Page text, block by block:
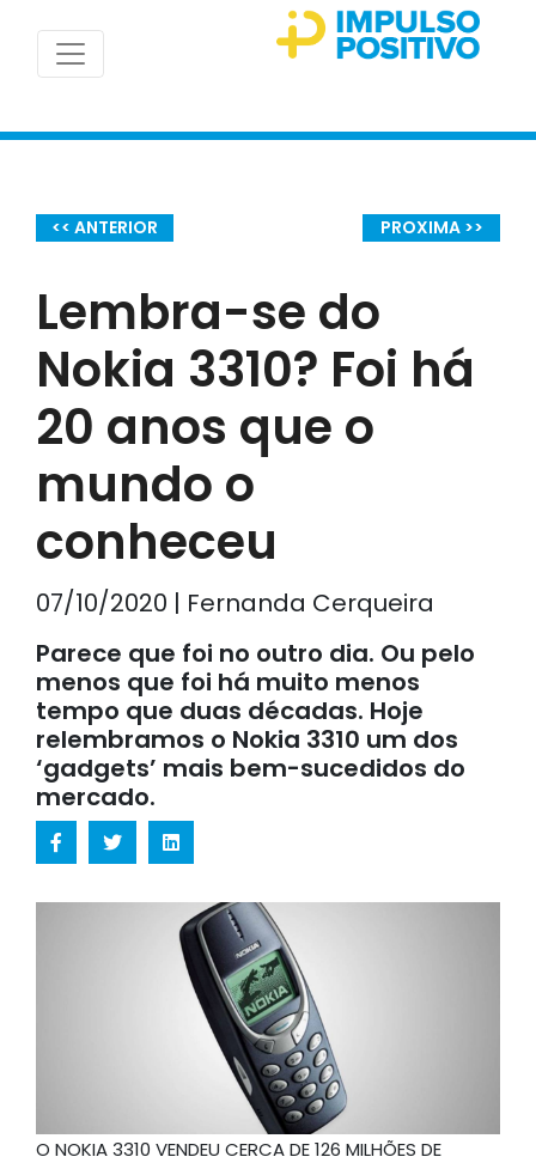
<< ANTERIOR PROXIMA >>
Lembra-se do
Nokia 3310? Foi há
20 anos que o
mundo o
conheceu
07/10/2020 | Fernanda Cerqueira
Parece que foi no outro dia. Ou pelo
menos que foi há muito menos
tempo que duas décadas. Hoje
relembramos o Nokia 3310 um dos
‘gadgets’ mais bem-sucedidos do
mercado.
O NOKIA 3310 VENDEU CERCA DE 126 MILHÕES DE